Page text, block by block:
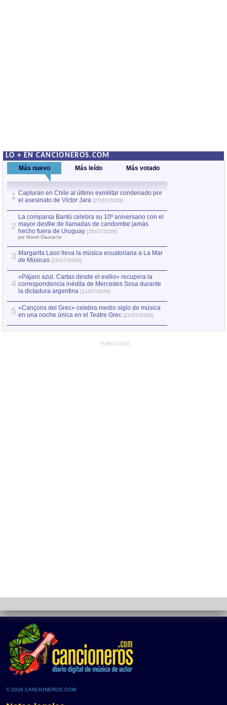
LO + EN CANCIONEROS.COM
Más nuevo Más leído Más votado
1 Capturan en Chile al último exmilitar condenado por
el asesinato de Víctor Jara [27/07/2026]
2
La comparsa Bantú celebra su 10º aniversario con el
mayor desfile de llamadas de candombe jamás
hecho fuera de Uruguay [25/07/2026]
por Manel Gausachs
3 Margarita Laso lleva la música ecuatoriana a La Mar
de Músicas [22/07/2026]
4
«Pájaro azul. Cartas desde el exilio» recupera la
correspondencia inédita de Mercedes Sosa durante
la dictadura argentina [21/07/2026]
5 «Cançons del Grec» celebra medio siglo de música
en una noche única en el Teatre Grec [21/07/2026]
PUBLICIDAD
© 2026 CANCIONEROS.COM